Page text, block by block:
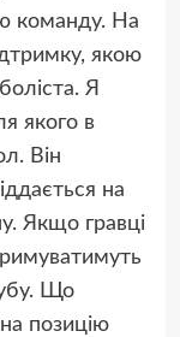
команду. На
якою
Я
якого в
Він
на
Якщо гравці
Що
позицію